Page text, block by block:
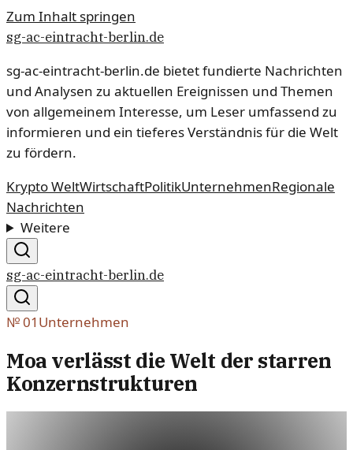
Zum Inhalt springen
sg-ac-eintracht-berlin.de
sg-ac-eintracht-berlin.de bietet fundierte Nachrichten
und Analysen zu aktuellen Ereignissen und Themen
von allgemeinem Interesse, um Leser umfassend zu
informieren und ein tieferes Verständnis für die Welt
zu fördern.
Krypto WeltWirtschaftPolitikUnternehmenRegionale
Nachrichten
Weitere
sg-ac-eintracht-berlin.de
№01 Unternehmen
Moa verlässt die Welt der starren
Konzernstrukturen